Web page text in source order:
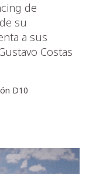
de
su
a sus
Costas
D10